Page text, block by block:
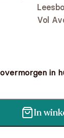
Vol
in
van deIn